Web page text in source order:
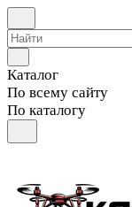
Каталог
По всему сайту
По каталогу